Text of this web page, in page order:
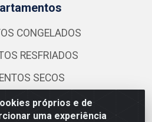
próprios e de
uma experiência
CONGELADOS
RESFRIADOS
SECOS
BEBIDAS